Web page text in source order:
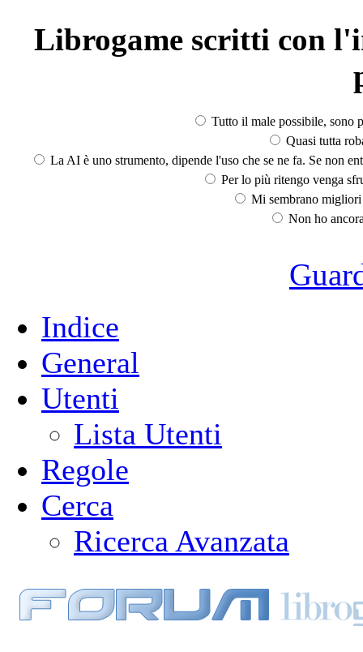
Librogame scritti con
Tutto il male possibile, sono
Quasi tutta
La AI è uno strumento, dipende l'uso che se ne fa. Se non
Per lo più ritengo venga
Mi sembrano
Non ho
Indice
General
Utenti
Lista Utenti
Regole
Cerca
Ricerca Avanzata